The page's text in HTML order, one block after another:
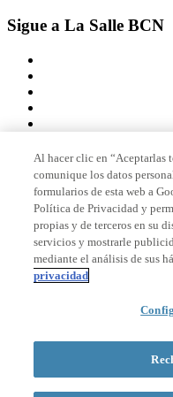
Sigue a La Salle BCN
Miembro de
Acreditaciones
© 2026 La Salle Campus
Formulario de
Al hacer clic en “Aceptarlas
comunique los datos
formularios de esta web a
Política de Privacidad y
propias y de terceros en su
servicios y mostrarle
mediante el análisis de sus
privacidad